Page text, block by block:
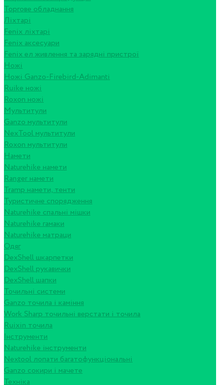
Торгове обладнання
Ліхтарі
Fenix ліхтарі
Fenix аксесуари
Fenix ел живлення та зарядні пристрої
Ножі
Ножі Ganzo-Firebird-Adimanti
Ruike ножі
Roxon ножi
Мультитули
Ganzo мультитули
NexTool мультитули
Roxon мультитули
Намети
Naturehike намети
Ranger намети
Tramp намети, тенти
Туристичне спорядження
Naturehike спальні мішки
Naturehike гамаки
Naturehike матраци
Одяг
DexShell шкарпетки
DexShell рукавички
DexShell шапки
Точильні системи
Ganzo точила і каміння
Work Sharp точильні верстати і точила
Ruixin точила
Інструменти
Naturehike інструменти
Nextool лопати багатофункціональні
Ganzo сокири і мачете
Техніка